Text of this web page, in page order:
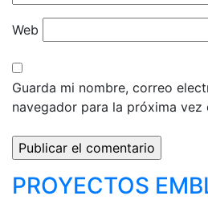
Web
Guarda mi nombre, correo
navegador para la próxima vez
PROYECTOS